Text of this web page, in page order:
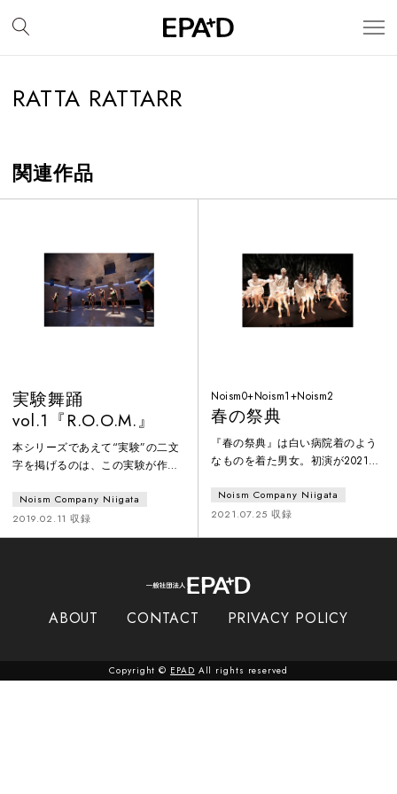
RATTA RATTARR
関連作品
実験舞踊
vol.1『R.O.O.M.』
本シリーズであえて“実験”の二文
字を掲げるのは、この実験が作者
るからに他ならない。音楽や物語
など、私にとっては外部の既存の
ものから得る刺激によって創作す
生みだされるのかを創作過程にお
学的アプローチこそが本創作（実
Noism Company Niigata
2019.02.11 収録
Noism0+Noism1+Noism2
春の祭典
『春の祭典』は白い病院着のよう
なものを着た男女。初演が2021年
起する。『春の祭典』は人知の及
ばぬ自然にひれ伏す人間が、より
っていく姿まで描きだしている。
Noism Company Niigata
2021.07.25 収録
ABOUT CONTACT PRIVACY POLICY
Copyright © EPAD All rights reserved